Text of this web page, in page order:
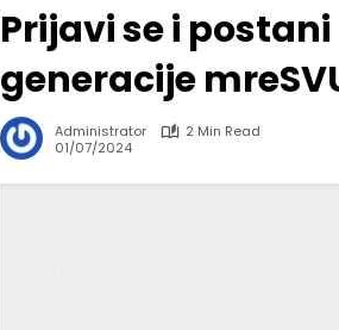
Prijavi se i
generacije
Administrator
2 Min Read
01/07/2024